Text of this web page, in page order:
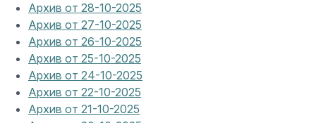
Архив от 28-10-2025
Архив от 27-10-2025
Архив от 26-10-2025
Архив от 25-10-2025
Архив от 24-10-2025
Архив от 22-10-2025
Архив от 21-10-2025